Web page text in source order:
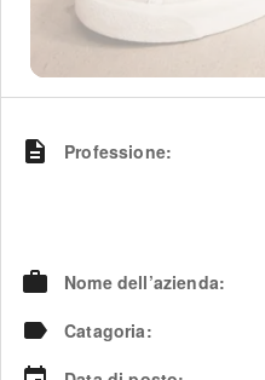
Professione:
Nome dell’azienda:
Catagoria: